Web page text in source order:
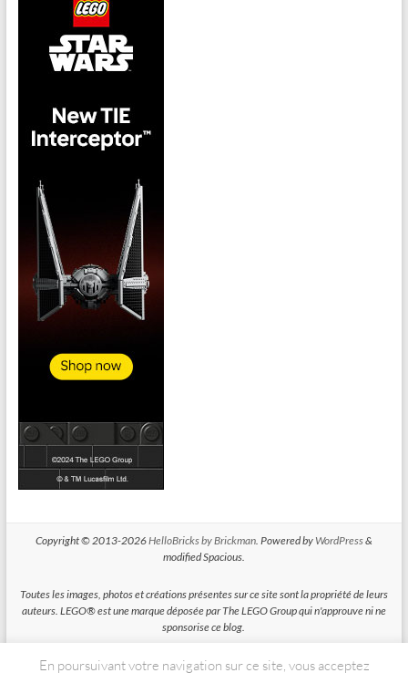
Copyright © 2013-2026HelloBricks by Brickman. Powered by WordPress&
modified Spacious.
Toutes les images, photos et créations présentes sur ce site sont la propriété de leurs
auteurs. LEGO® est une marque déposée par The LEGO Group qui n'approuve ni ne
sponsorise ce blog.
HelloBricks participe au Programme Partenaires d'Amazon EU, un programme
En poursuivant votre navigation sur ce site, vous acceptez